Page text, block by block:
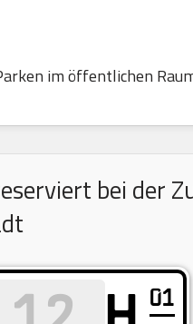
im öffentlichen
bei der
01